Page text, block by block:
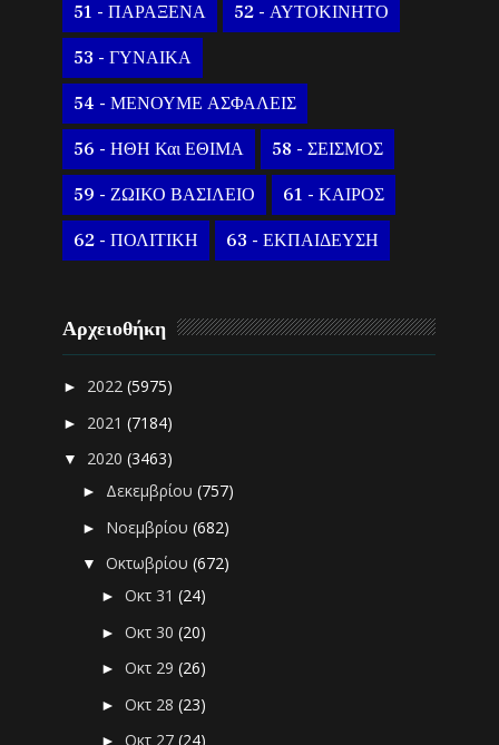
51 - ΠΑΡΑΞΕΝΑ 52 - ΑΥΤΟΚΙΝΗΤΟ
53 - ΓΥΝΑΙΚΑ
54 - ΜΕΝΟΥΜΕ ΑΣΦΑΛΕΙΣ
56 - ΗΘΗ Και ΕΘΙΜΑ 58 - ΣΕΙΣΜΟΣ
59 - ΖΩΙΚΟ ΒΑΣΙΛΕΙΟ 61 - ΚΑΙΡΟΣ
62 - ΠΟΛΙΤΙΚΗ 63 - ΕΚΠΑΙΔΕΥΣΗ
Αρχειοθήκη
► 2022(5975)
► 2021(7184)
▼ 2020(3463)
► Δεκεμβρίου(757)
► Νοεμβρίου(682)
▼Οκτωβρίου(672)
►Οκτ 31(24)
►Οκτ 30(20)
►Οκτ 29(26)
►Οκτ 28(23)
►Οκτ 27(24)